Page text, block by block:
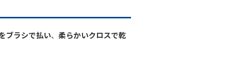
ブラシで払い、 柔らかいクロスで乾